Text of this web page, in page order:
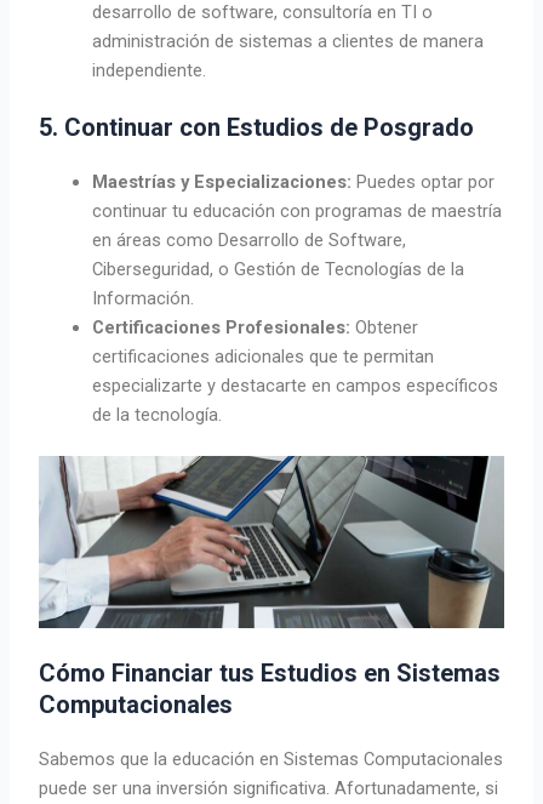
desarrollo de software, consultoría en TI o
administración de sistemas a clientes de manera
independiente.
5. Continuar con Estudios de Posgrado
Maestrías y Especializaciones: Puedes optar por
continuar tu educación con programas de maestría
en áreas como Desarrollo de Software,
Ciberseguridad, o Gestión de Tecnologías de la
Información.
Certificaciones Profesionales: Obtener
certificaciones adicionales que te permitan
especializarte y destacarte en campos específicos
de la tecnología.
Cómo Financiar tus Estudios en Sistemas
Computacionales
Sabemos que la educación en Sistemas Computacionales
puede ser una inversión significativa. Afortunadamente, si